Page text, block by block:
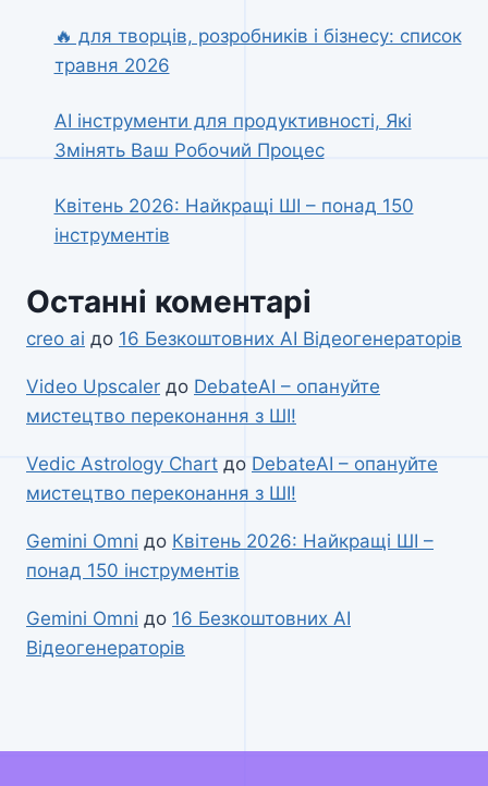
🔥 для творців, розробників і бізнесу: список
травня 2026
AI інструменти для продуктивності, Які
Змінять Ваш Робочий Процес
Квітень 2026: Найкращі ШІ – понад 150
інструментів
Останні коментарі
creo ai до 16 Безкоштовних AI Відеогенераторів
Video Upscaler до DebateAI – опануйте
мистецтво переконання з ШІ!
Vedic Astrology Chart до DebateAI – опануйте
мистецтво переконання з ШІ!
Gemini Omni до Квітень 2026: Найкращі ШІ –
понад 150 інструментів
Gemini Omni до 16 Безкоштовних AI
Відеогенераторів